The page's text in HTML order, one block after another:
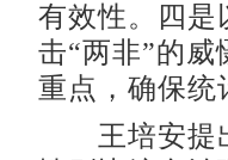
有效性。四是
击“两非”的
重点，确保统
王培安提出